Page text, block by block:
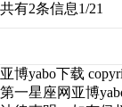
共有2条信息1/21
亚博yabo下载
第一星座网亚博